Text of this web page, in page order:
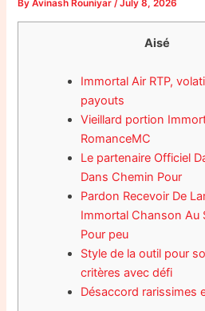
ByAvinash Rouniyar/July 8, 2026
Aisé
Immortal Air RTP,
payouts
Vieillard portion
RomanceMC
Le partenaire Officiel
Dans Chemin Pour
Pardon Recevoir De
Immortal Chanson Au
Pour peu
Style de la outil pour
critères avec défi
Désaccord rarissimes